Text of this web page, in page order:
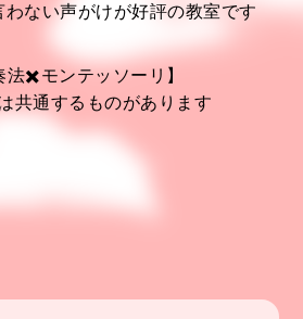
わない声がけが好評の教室です
法✖️モンテッソーリ】
共通するものがあります